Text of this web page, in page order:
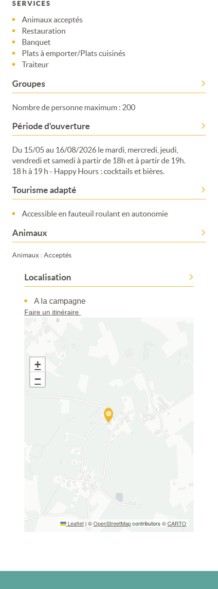
SERVICES
Animaux acceptés
Restauration
Banquet
Plats à emporter/Plats cuisinés
Traiteur
Groupes
Nombre de personne maximum : 200
Période d'ouverture
Du 15/05 au 16/08/2026 le mardi, mercredi, jeudi,
vendredi et samedi à partir de 18h et à partir de 19h.
18 h à 19 h - Happy Hours : cocktails et bières.
Tourisme adapté
Accessible en fauteuil roulant en autonomie
Animaux
Animaux : Acceptés
Localisation
A la campagne
Faire un itinéraire
+
−
Leaflet | ©OpenStreetMapcontributors ©CARTO